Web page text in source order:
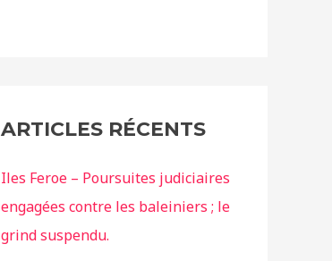
ARTICLES RÉCENTS
Iles Feroe – Poursuites judiciaires
engagées contre les baleiniers ; le
grind suspendu.